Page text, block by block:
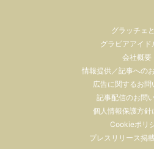
グラッチェ
グラビアアイド
会社概要
情報提供／記事への
広告に関するお問
記事配信のお問
個人情報保護方針
Cookieポリ
プレスリリース掲